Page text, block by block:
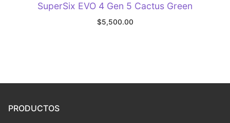
SuperSix EVO 4 Gen 5 Cactus Green
$5,500.00
PRODUCTOS